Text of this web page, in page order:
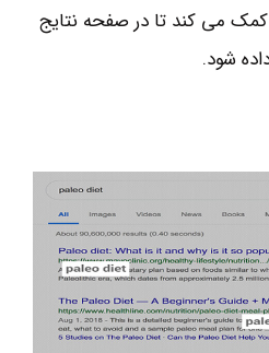
می کند تا در صفحه نتایج
شود.